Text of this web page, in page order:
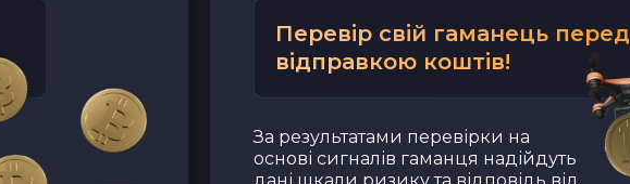
Наличные UAH
Перевір свій гаманець перед
відправкою коштів!
За результатами перевірки на
основі сигналів гаманця надійдуть